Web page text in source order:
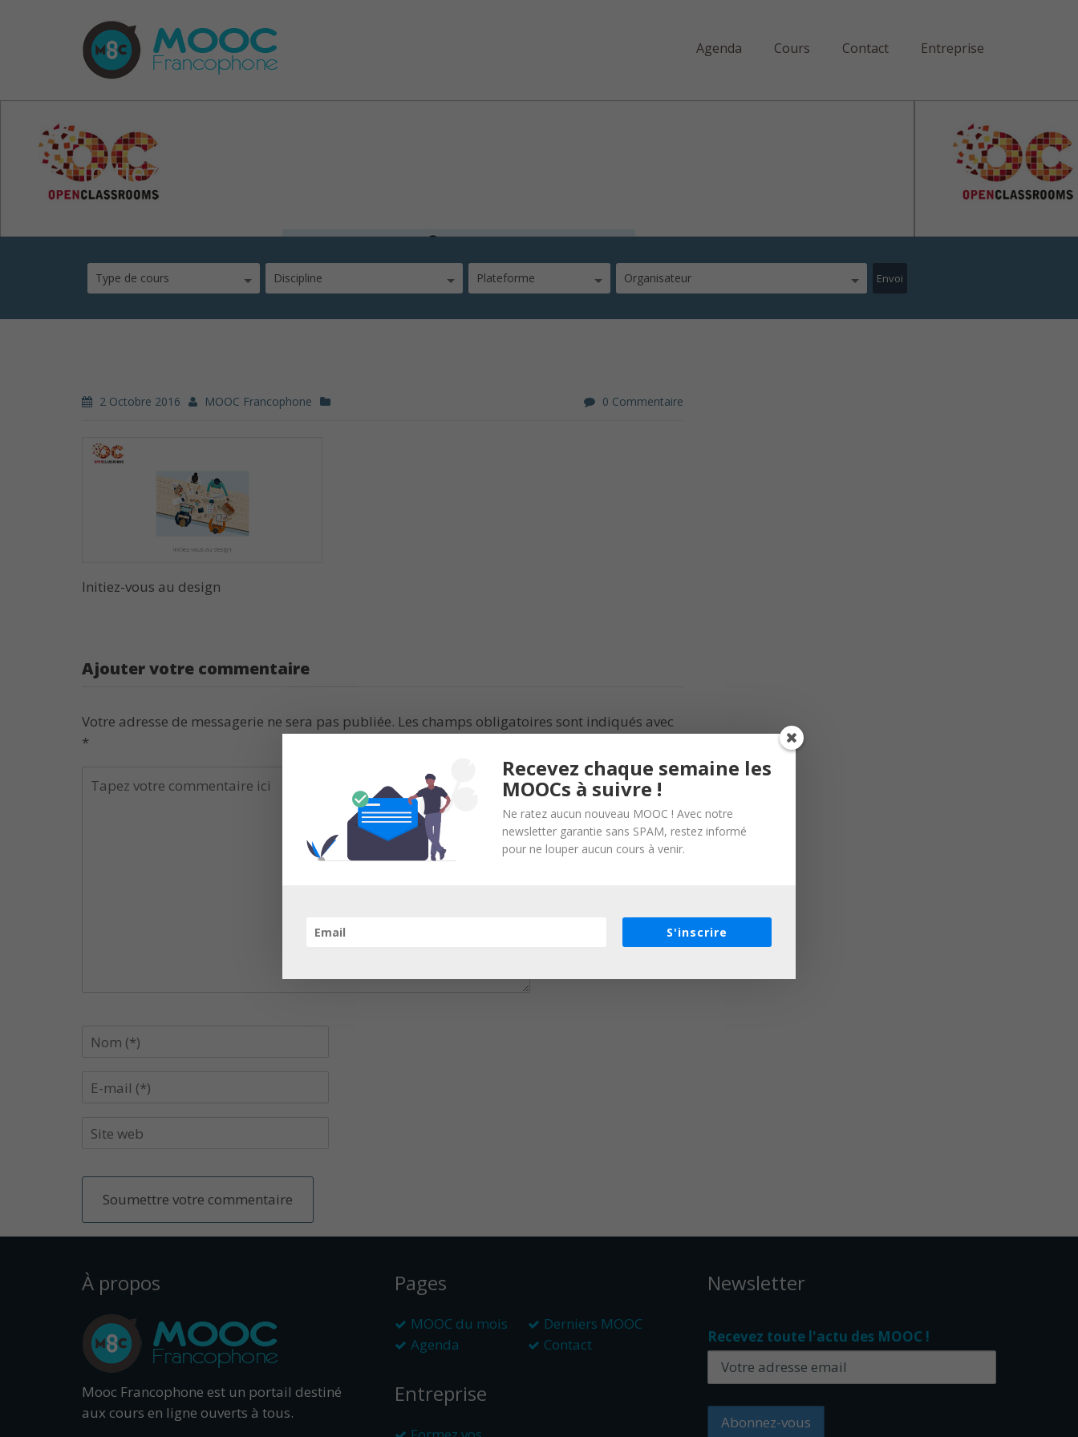
Agenda Cours Contact Entreprise
Initiez-vous au design
Type de cours Discipline Plateforme Organisateur
2 Octobre 2016 MOOC Francophone 0 Commentaire
Initiez-vous au design
Ajouter votre commentaire
Votre adresse de messagerie ne sera pas publiée. Les champs obligatoires sont indiqués avec
*
À propos
Mooc Francophone est un portail destiné
aux cours en ligne ouverts à tous.
Pages
MOOC du mois
Derniers MOOC
Agenda
Contact
Entreprise
Newsletter
Recevez toute l'actu des MOOC !
Recevez chaque semaine les
MOOCs à suivre !
Ne ratez aucun nouveau MOOC ! Avec notre
newsletter garantie sans SPAM, restez informé
pour ne louper aucun cours à venir.
S'inscrire